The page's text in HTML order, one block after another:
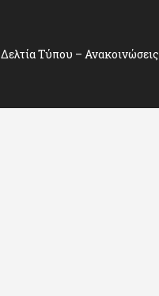
Δελτία Τύπου – Ανακοινώσεις